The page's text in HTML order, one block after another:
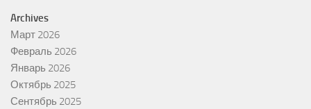
Archives
Март 2026
Февраль 2026
Январь 2026
Октябрь 2025
Сентябрь 2025